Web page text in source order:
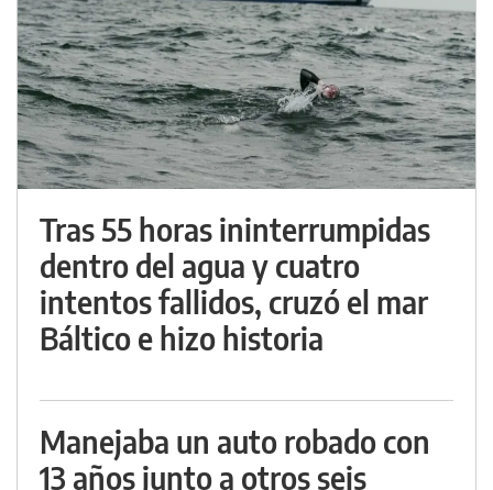
Tras 55 horas ininterrumpidas
dentro del agua y cuatro
intentos fallidos, cruzó el mar
Báltico e hizo historia
Manejaba un auto robado con
13 años junto a otros seis